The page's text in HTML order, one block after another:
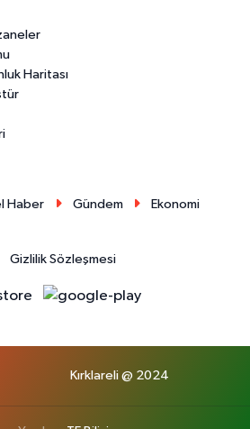
Haritası
Haber Gündem
Ekonomi
Gizlilik Sözleşmesi
Kırklareli @ 2024